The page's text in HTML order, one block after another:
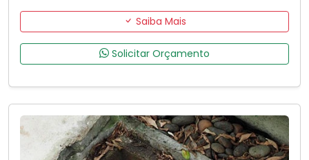
Saiba Mais
Solicitar Orçamento